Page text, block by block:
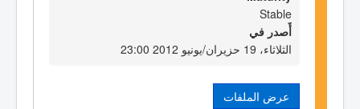
Stable
أٌصدر في
الثلاثاء، 19 حزيران/يونيو 2012 23:00
عرض الملفات